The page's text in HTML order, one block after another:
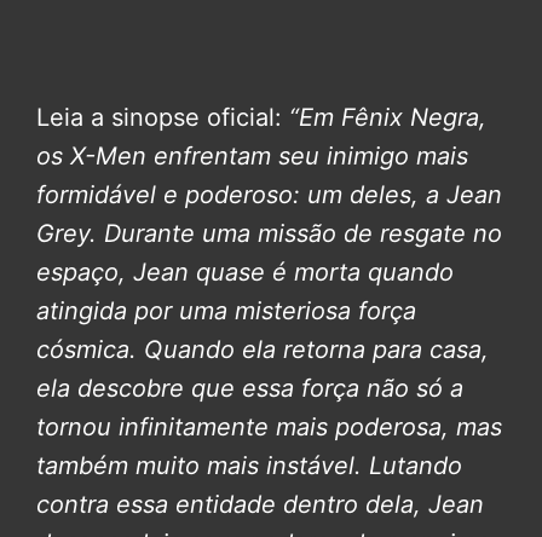
Leia a sinopse oficial: “Em Fênix Negra,
os X-Men enfrentam seu inimigo mais
formidável e poderoso: um deles, a Jean
Grey. Durante uma missão de resgate no
espaço, Jean quase é morta quando
atingida por uma misteriosa força
cósmica. Quando ela retorna para casa,
ela descobre que essa força não só a
tornou infinitamente mais poderosa, mas
também muito mais instável. Lutando
contra essa entidade dentro dela, Jean